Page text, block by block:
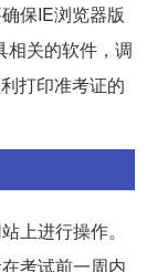
保IE浏览器版
相关的软件，调
打印准考证的
上进行操作。
考试前一周内